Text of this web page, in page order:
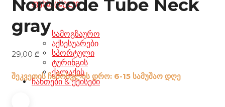
ფეხსაცმელი
სამოგზაურო
აქსესუარები
სპორტული
ტურინგის
ქალაქის
ჩანთები & ქეისები
Nordcode Tube Neck
gray
29,00 ₾
შეკვეთის ჩამოსვლის დრო: 6-15 სამუშაო დღე